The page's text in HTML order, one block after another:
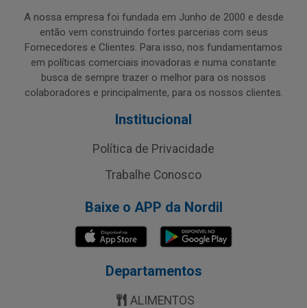
A nossa empresa foi fundada em Junho de 2000 e desde
então vem construindo fortes parcerias com seus
Fornecedores e Clientes. Para isso, nos fundamentamos
em políticas comerciais inovadoras e numa constante
busca de sempre trazer o melhor para os nossos
colaboradores e principalmente, para os nossos clientes.
Institucional
Política de Privacidade
Trabalhe Conosco
Baixe o APP da Nordil
Departamentos
ALIMENTOS